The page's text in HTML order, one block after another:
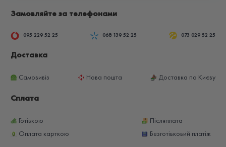
Замовляйте за телефонами
095 229 52 25 068 139 52 25 073 029 52 25
Доставка
Самовивіз Нова пошта Доставка по Києву
Сплата
Готівкою
Післяплата
Оплата карткою
Безготівковий платіж